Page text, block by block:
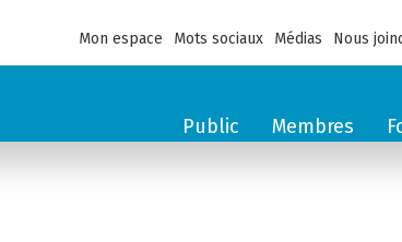
Mon espace Mots sociaux Médias Nous
Public Membres